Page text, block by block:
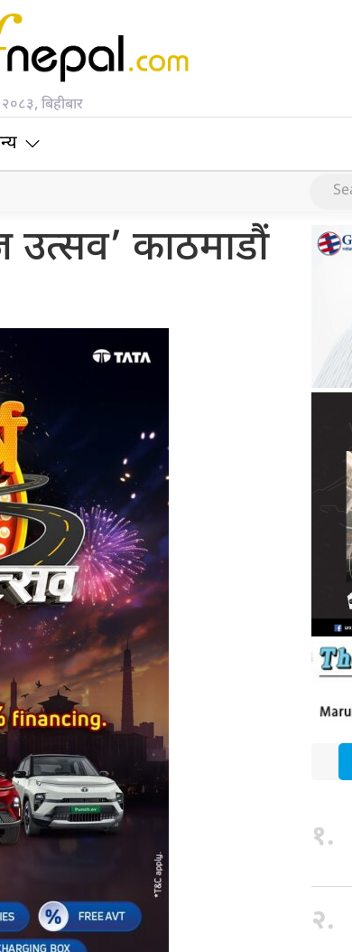
बिहीबार
उत्सव’ काठमाडौं
१.
२.